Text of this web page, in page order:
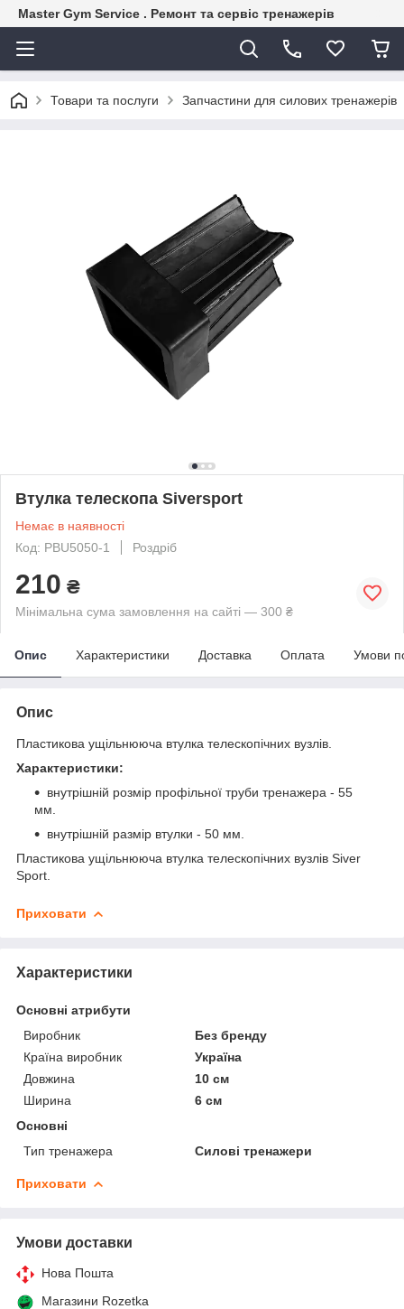
Master Gym Service . Ремонт та сервіс тренажерів
Товари та послуги Запчастини для силових тренажерів
Втулка телескопа Siversport
Немає в наявності
Код: PBU5050-1
Роздріб
210 ₴
Мінімальна сума замовлення на сайті — 300 ₴
Опис Характеристики Доставка Оплата Умови
Опис
Пластикова ущільнююча втулка телескопічних вузлів.
Характеристики:
внутрішній розмір профільної труби тренажера - 55
мм.
внутрішній размір втулки - 50 мм.
Пластикова ущільнююча втулка телескопічних вузлів Siver
Sport.
Приховати
Характеристики
Основні атрибути
Виробник
Без бренду
Країна виробник
Україна
Довжина
10 см
Ширина
6 см
Основні
Тип тренажера
Силові тренажери
Приховати
Умови доставки
Нова Пошта
Магазини Rozetka